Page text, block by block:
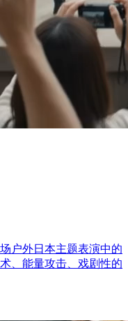
户外日本主题表演中的
、能量攻击、戏剧性的